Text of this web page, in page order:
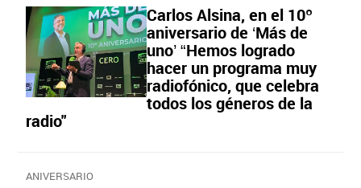
Carlos Alsina, en el 10º
aniversario de ‘Más de
uno’ “Hemos logrado
hacer un programa muy
radiofónico, que celebra
todos los géneros de la
radio"
ANIVERSARIO